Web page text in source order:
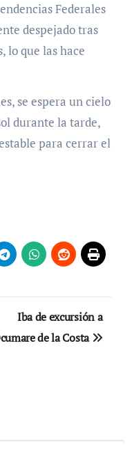
Federales
despejado tras
lo que las hace
se espera un cielo
durante la tarde,
para cerrar el
Iba de excursión a
de la Costa